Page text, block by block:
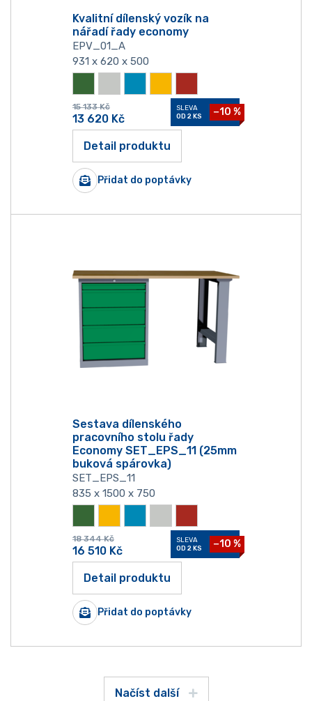
Kvalitní dílenský vozík na
nářadí řady economy
EPV_01_A
931 x 620 x 500
15 133 Kč
13 620 Kč
SLEVA
OD 2 KS
−10 %
Detail produktu
Přidat do poptávky
Sestava dílenského
pracovního stolu řady
Economy SET_EPS_11 (25mm
buková spárovka)
SET_EPS_11
835 x 1500 x 750
18 344 Kč
16 510 Kč
SLEVA
OD 2 KS
−10 %
Detail produktu
Přidat do poptávky
Načíst další